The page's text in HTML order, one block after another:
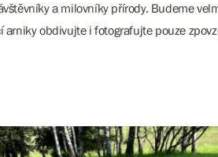
a milovníky přírody. Budeme
obdivujte i fotografujte pouze